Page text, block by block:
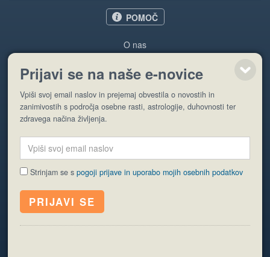
POMOČ
O nas
Pogoji uporabe
Pošlji stran
© EyeCatching. Vse pravice so pridržane.
ISSN 1581-2332
Politika piškotkov Varstvo osebnih podatkov
Prijavi se na naše e-novice
Vpiši svoj email naslov in prejemaj obvestila o novostih in
zanimivostih s področja osebne rasti, astrologije, duhovnosti ter
zdravega načina življenja.
Strinjam se spogoji prijave in uporabo mojih osebnih podatkov